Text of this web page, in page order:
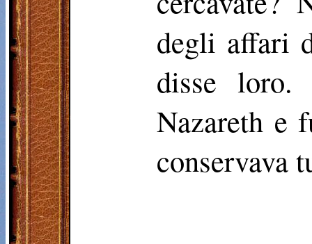
degli affari
disse
Nazareth e
conservava